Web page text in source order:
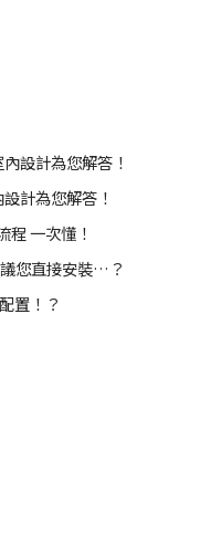
設計為您解答！
計為您解答！
一次懂！
您直接安裝…？
置！？